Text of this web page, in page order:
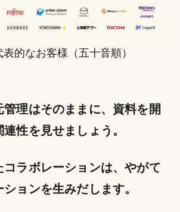
的なお客様（五十音順）
管理はそのままに、資料を開
性を見せましょう。
ラボレーションは、やがて
ョンを生みだします。